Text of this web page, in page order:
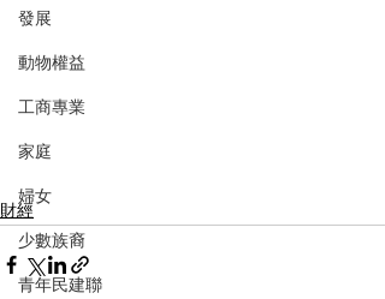
發展
動物權益
工商專業
家庭
婦女
少數族裔
青年民建聯
財經